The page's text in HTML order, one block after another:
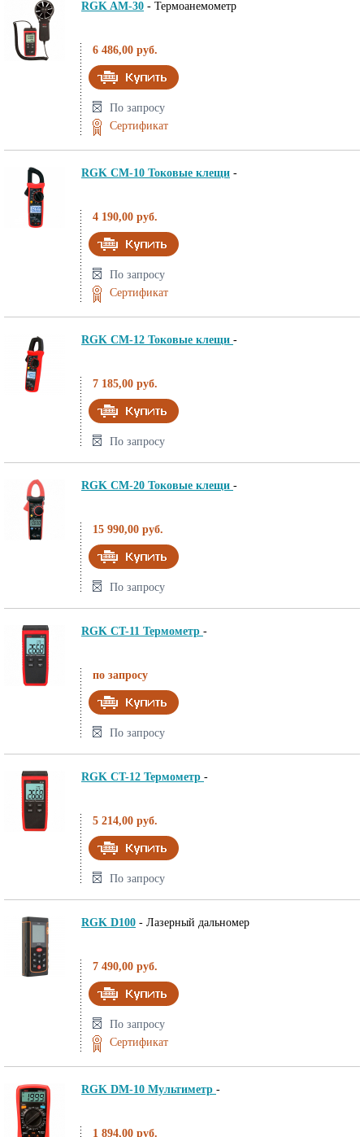
RGK AM-30 - Термоанемометр
6 486,00 руб.
По запросу
Сертификат
RGK CM-10 Токовые клещи -
4 190,00 руб.
По запросу
Сертификат
RGK CM-12 Токовые клещи -
7 185,00 руб.
По запросу
RGK CM-20 Токовые клещи -
15 990,00 руб.
По запросу
RGK CT-11 Термометр -
по запросу
По запросу
RGK CT-12 Термометр -
5 214,00 руб.
По запросу
RGK D100 - Лазерный дальномер
7 490,00 руб.
По запросу
Сертификат
RGK DM-10 Мультиметр -
1 894,00 руб.